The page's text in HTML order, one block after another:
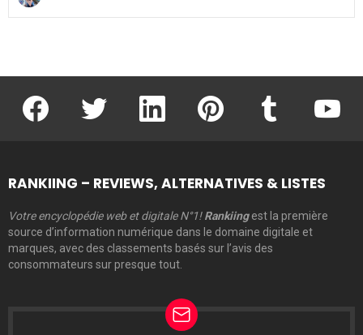
facebook twitter linkedin pinterest
RANKIING – REVIEWS, ALTERNATIVES & LISTES
Votre encyclopédie web et digitale N°1! Rankiingest la première
source d’information numérique dans le domaine digitale et
marques, avec des classements basés sur l’avis des
consommateurs sur presque tout.